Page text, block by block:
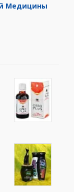
Медицины